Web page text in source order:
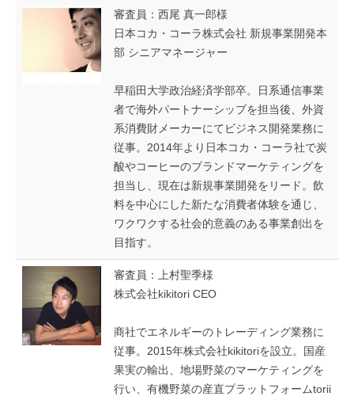
審査員：西尾 真一郎様
日本コカ・コーラ株式会社 新規事業開発本
部 シニアマネージャー
早稲田大学政治経済学部卒。日系通信事業
者で海外パートナーシップを担当後、外資
系消費財メーカーにてビジネス開発業務に
従事。2014年より日本コカ・コーラ社で炭
酸やコーヒーのブランドマーケティングを
担当し、現在は新規事業開発をリード。飲
料を中心にした新たな消費者体験を通じ、
ワクワクする社会的意義のある事業創出を
目指す。
審査員：上村聖季様
株式会社kikitori CEO
商社でエネルギーのトレーディング業務に
従事。2015年株式会社kikitoriを設立。国産
果実の輸出、地場野菜のマーケティングを
行い、有機野菜の産直プラットフォームtorii